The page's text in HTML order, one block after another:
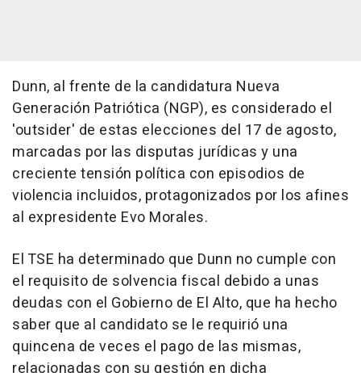
Dunn, al frente de la candidatura Nueva
Generación Patriótica (NGP), es considerado el
'outsider' de estas elecciones del 17 de agosto,
marcadas por las disputas jurídicas y una
creciente tensión política con episodios de
violencia incluidos, protagonizados por los afines
al expresidente Evo Morales.
El TSE ha determinado que Dunn no cumple con
el requisito de solvencia fiscal debido a unas
deudas con el Gobierno de El Alto, que ha hecho
saber que al candidato se le requirió una
quincena de veces el pago de las mismas,
relacionadas con su gestión en dicha